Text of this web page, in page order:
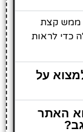
ממש קצת
כדי לראות
על
האתר